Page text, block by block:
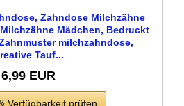
Zahndose Milchzähne
Mädchen, Bedruckt
milchzahndose,
Tauf...
6,99 EUR
Verfügbarkeit prüfen